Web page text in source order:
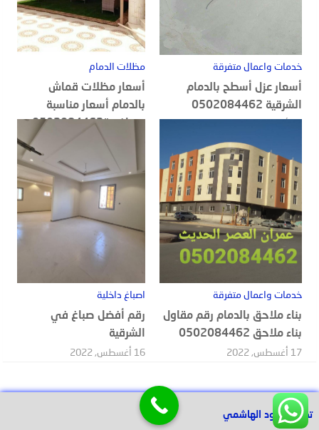
خدمات واعمال متفرقة
أسعار عزل أسطح بالدمام
الشرقية 0502084462
مظلات الدمام
أسعار مظلات قماش
بالدمام أسعار مناسبة
ومنافسة0502084462
خدمات واعمال متفرقة
بناء ملاحق بالدمام رقم مقاول
بناء ملاحق 0502084462
17 أغسطس, 2022
اصباغ داخلية
رقم أفضل صباغ في
الشرقية
16 أغسطس, 2022
تصميم عبود الهاشمي